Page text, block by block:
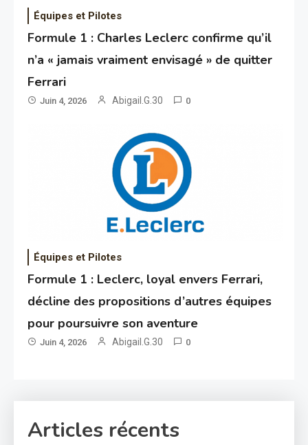
Équipes et Pilotes
Formule 1 : Charles Leclerc confirme qu’il
n’a « jamais vraiment envisagé » de quitter
Ferrari
Juin 4, 2026 Abigail.G.30 0
Équipes et Pilotes
Formule 1 : Leclerc, loyal envers Ferrari,
décline des propositions d’autres équipes
pour poursuivre son aventure
Juin 4, 2026 Abigail.G.30 0
Articles récents